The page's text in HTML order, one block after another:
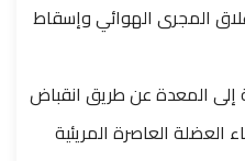
المجرى الهوائي وإسقاط
إلى المعدة عن طريق انقباض
العاصرة المريئية